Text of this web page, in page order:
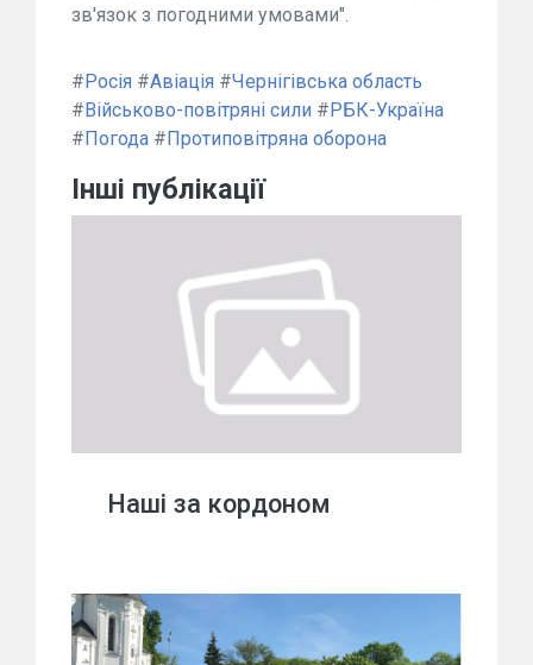
зв'язок з погодними умовами".
#Росія #Авіація #Чернігівська область
#Військово-повітряні сили #РБК-Україна
#Погода #Протиповітряна оборона
Інші публікації
Наші за кордоном